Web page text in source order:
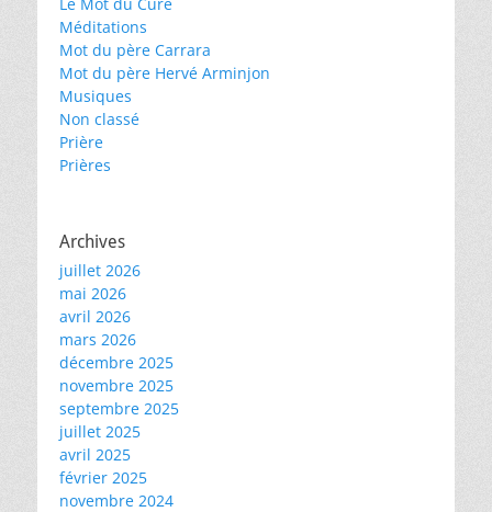
Méditations
Mot du père Carrara
Mot du père Hervé Arminjon
Musiques
Non classé
Prière
Prières
Archives
juillet 2026
mai 2026
avril 2026
mars 2026
décembre 2025
novembre 2025
septembre 2025
juillet 2025
avril 2025
février 2025
novembre 2024